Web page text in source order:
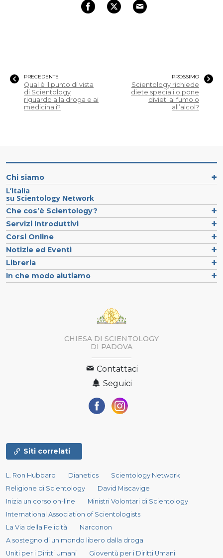
PRECEDENTE
Qual è il punto di vista
di Scientology
riguardo alla droga e ai
medicinali?
PROSSIMO
Scientology richiede
diete speciali o pone
divieti al fumo o
all’alcol?
Chi siamo
L’Italia
su Scientology Network
Che cos’è Scientology?
Servizi Introduttivi
Corsi Online
Notizie ed Eventi
Libreria
In che modo aiutiamo
CHIESA DI SCIENTOLOGY
DI PADOVA
Contattaci
Seguici
Siti correlati
L. Ron Hubbard Dianetics
Scientology Network
Religione di Scientology
David Miscavige
Inizia un corso on-line
Ministri Volontari di Scientology
International Association of Scientologists
La Via della Felicità
Narconon
A sostegno di un mondo libero dalla droga
Uniti per i Diritti Umani
Gioventù per i Diritti Umani